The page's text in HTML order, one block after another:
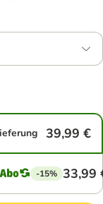
39,99 €
-15% 33,99